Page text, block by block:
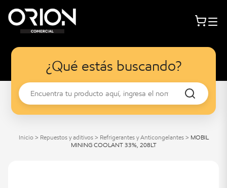
¿Qué estás buscando?
Inicio > Repuestos y aditivos > Refrigerantes y Anticongelantes > MOBIL
MINING COOLANT 33%, 208LT